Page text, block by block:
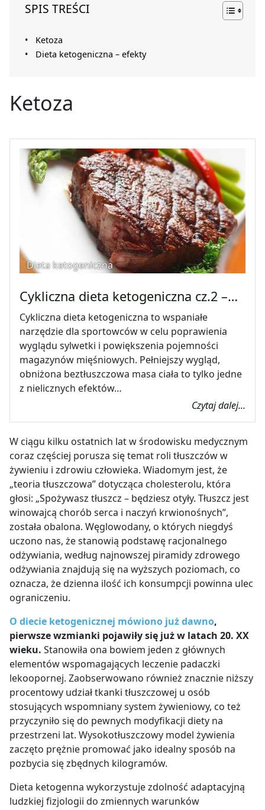
SPIS TREŚCI
Ketoza
Dieta ketogeniczna – efekty
Ketoza
Dieta ketogeniczna
Cykliczna dieta ketogeniczna cz.2 –…
Cykliczna dieta ketogeniczna to wspaniałe
narzędzie dla sportowców w celu poprawienia
wyglądu sylwetki i powiększenia pojemności
magazynów mięśniowych. Pełniejszy wygląd,
obniżona beztłuszczowa masa ciała to tylko jedne
z nielicznych efektów…
Czytaj dalej...
W ciągu kilku ostatnich lat w środowisku medycznym
coraz częściej porusza się temat roli tłuszczów w
żywieniu i zdrowiu człowieka. Wiadomym jest, że
„teoria tłuszczowa” dotycząca cholesterolu, która
głosi: „Spożywasz tłuszcz – będziesz otyły. Tłuszcz jest
winowajcą chorób serca i naczyń krwionośnych”,
została obalona. Węglowodany, o których niegdyś
uczono nas, że stanowią podstawę racjonalnego
odżywiania, według najnowszej piramidy zdrowego
odżywiania znajdują się na wyższych poziomach, co
oznacza, że dzienna ilość ich konsumpcji powinna ulec
ograniczeniu.
O diecie ketogenicznej mówiono już dawno,
pierwsze wzmianki pojawiły się już w latach 20. XX
wieku. Stanowiła ona bowiem jeden z głównych
elementów wspomagających leczenie padaczki
lekoopornej. Zaobserwowano również znacznie niższy
procentowy udział tkanki tłuszczowej u osób
stosujących wspomniany system żywieniowy, co też
przyczyniło się do pewnych modyfikacji diety na
przestrzeni lat. Wysokotłuszczowy model żywienia
zaczęto prężnie promować jako idealny sposób na
pozbycia się zbędnych kilogramów.
Dieta ketogenna wykorzystuje zdolność adaptacyjną
ludzkiej fizjologii do zmiennych warunków